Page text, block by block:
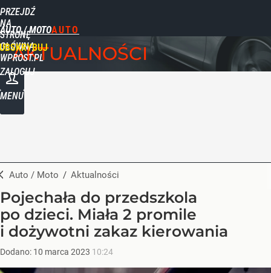
PRZEJDŹ
NA
STRONĘ
GŁÓWNĄ
WPROST.PL
AUTO / MOTO
ZALOGUJ
MENU
AKTUALNOŚCI
Auto / Moto / Aktualności
Pojechała do przedszkola
po dzieci. Miała 2 promile
i dożywotni zakaz kierowania
Dodano: 10 marca 2023 10:24